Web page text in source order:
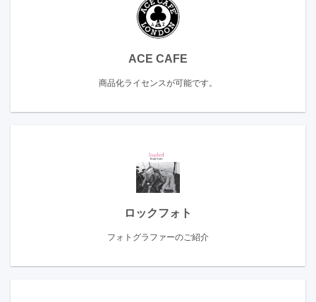
ACE CAFE
商品化ライセンスが可能です。
ロックフォト
フォトグラファーのご紹介